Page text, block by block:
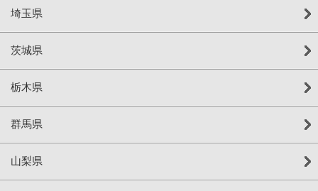
埼玉県
茨城県
栃木県
群馬県
山梨県